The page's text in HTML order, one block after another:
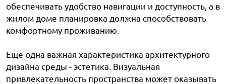
обеспечивать удобство навигации и доступность, а в
жилом доме планировка должна способствовать
комфортному проживанию.
Еще одна важная характеристика архитектурного
дизайна среды - эстетика. Визуальная
привлекательность пространства может оказывать